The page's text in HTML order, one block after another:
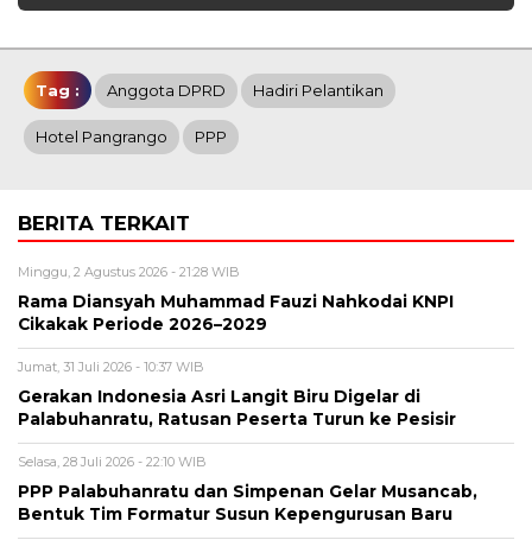
Tag : Anggota DPRD Hadiri Pelantikan
Hotel Pangrango PPP
BERITA TERKAIT
Minggu, 2 Agustus 2026 - 21:28 WIB
Rama Diansyah Muhammad Fauzi Nahkodai KNPI
Cikakak Periode 2026–2029
Jumat, 31 Juli 2026 - 10:37 WIB
Gerakan Indonesia Asri Langit Biru Digelar di
Palabuhanratu, Ratusan Peserta Turun ke Pesisir
Selasa, 28 Juli 2026 - 22:10 WIB
PPP Palabuhanratu dan Simpenan Gelar Musancab,
Bentuk Tim Formatur Susun Kepengurusan Baru